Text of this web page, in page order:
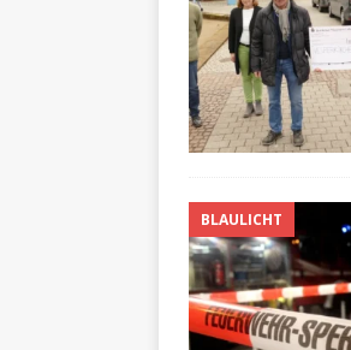
BLAULICHT